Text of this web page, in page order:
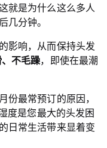
就是为什么这么多人
分钟。
影响，从而保持头发
不毛躁，即使在最潮
份最常预订的原因，
度是您最大的头发困
日常生活带来显着变